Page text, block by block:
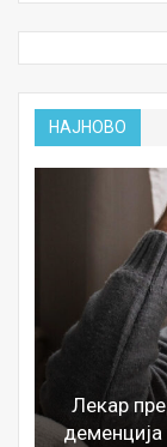
НАЈНОВО
Лекар
деменција